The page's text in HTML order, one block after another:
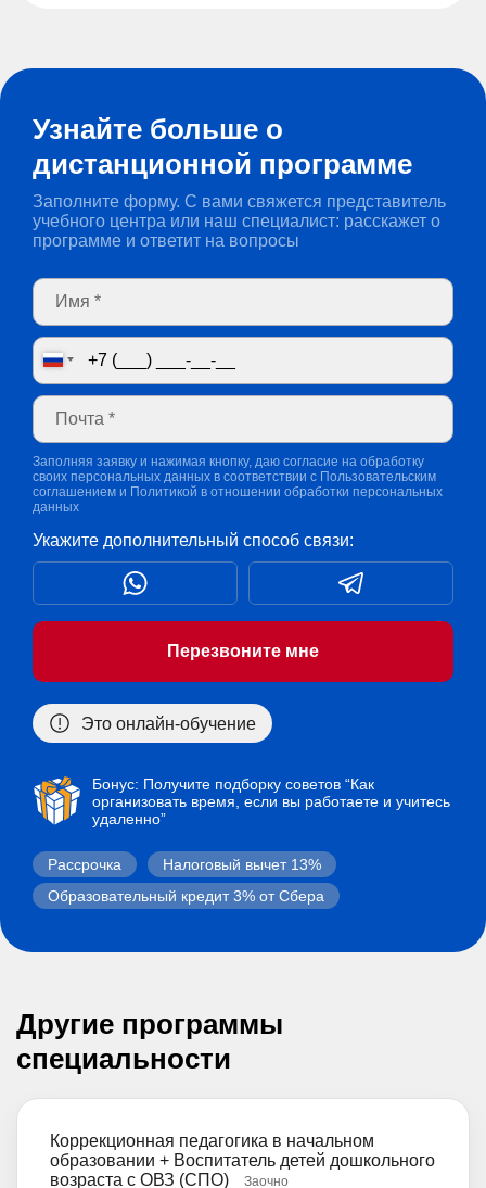
Узнайте больше о
дистанционной программе
Заполните форму. С вами свяжется представитель
учебного центра или наш специалист: расскажет о
программе и ответит на вопросы
Бонус: Получите подборку советов “Как
организовать время, если вы работаете и учитесь
удаленно”
Рассрочка
Налоговый вычет 13%
Образовательный кредит 3% от Сбера
Заполняя заявку и нажимая кнопку, даю согласие на обработку
своих персональных данных в соответствии с Пользовательским
соглашением и Политикой в отношении обработки персональных
данных
Укажите дополнительный способ связи:
Перезвоните мне
Это онлайн-обучение
Другие программы
специальности
Коррекционная педагогика в начальном
образовании + Воспитатель детей дошкольного
возраста с ОВЗ (СПО)
Заочно